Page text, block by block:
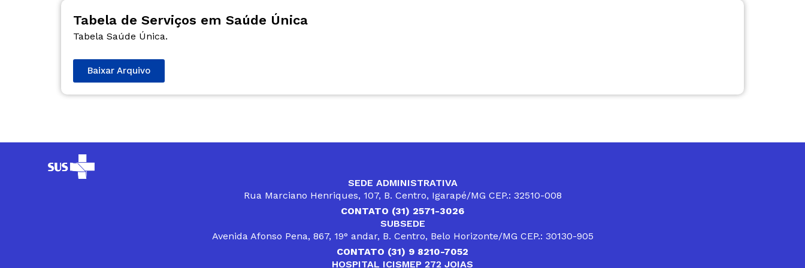
Tabela de Serviços em Saúde Única
Tabela Saúde Única.
Baixar Arquivo
SEDE ADMINISTRATIVA
Rua Marciano Henriques, 107, B. Centro, Igarapé/MG CEP.: 32510-008
CONTATO (31) 2571-3026
SUBSEDE
Avenida Afonso Pena, 867, 19° andar, B. Centro, Belo Horizonte/MG CEP.: 30130-905
CONTATO (31) 9 8210-7052
HOSPITAL ICISMEP 272 JOIAS